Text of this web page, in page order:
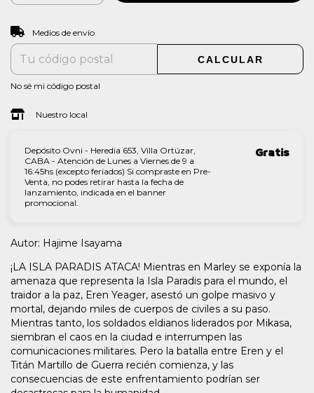
Entregas para el CP:
Medios de envío
CALCULAR
No sé mi código postal
Nuestro local
Depósito Ovni - Heredia 653, Villa Ortúzar,
CABA - Atención de Lunes a Viernes de 9 a
16:45hs (excepto feriados) Si compraste en Pre-
Venta, no podes retirar hasta la fecha de
lanzamiento, indicada en el banner
promocional.
Gratis
Autor: Hajime Isayama
¡LA ISLA PARADIS ATACA! Mientras en Marley se exponía la
amenaza que representa la Isla Paradis para el mundo, el
traidor a la paz, Eren Yeager, asestó un golpe masivo y
mortal, dejando miles de cuerpos de civiles a su paso.
Mientras tanto, los soldados eldianos liderados por Mikasa,
siembran el caos en la ciudad e interrumpen las
comunicaciones militares. Pero la batalla entre Eren y el
Titán Martillo de Guerra recién comienza, y las
consecuencias de este enfrentamiento podrían ser